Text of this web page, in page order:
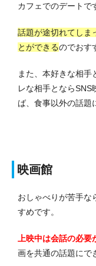
カフェでのデートで
話題が途切れてしま
とができるのでおす
また、本好きな相手
レな相手となら
ば、食事以外の話題
映画館
おしゃべりが苦手な
すめです。
上映中は会話の必要
画を共通の話題にで